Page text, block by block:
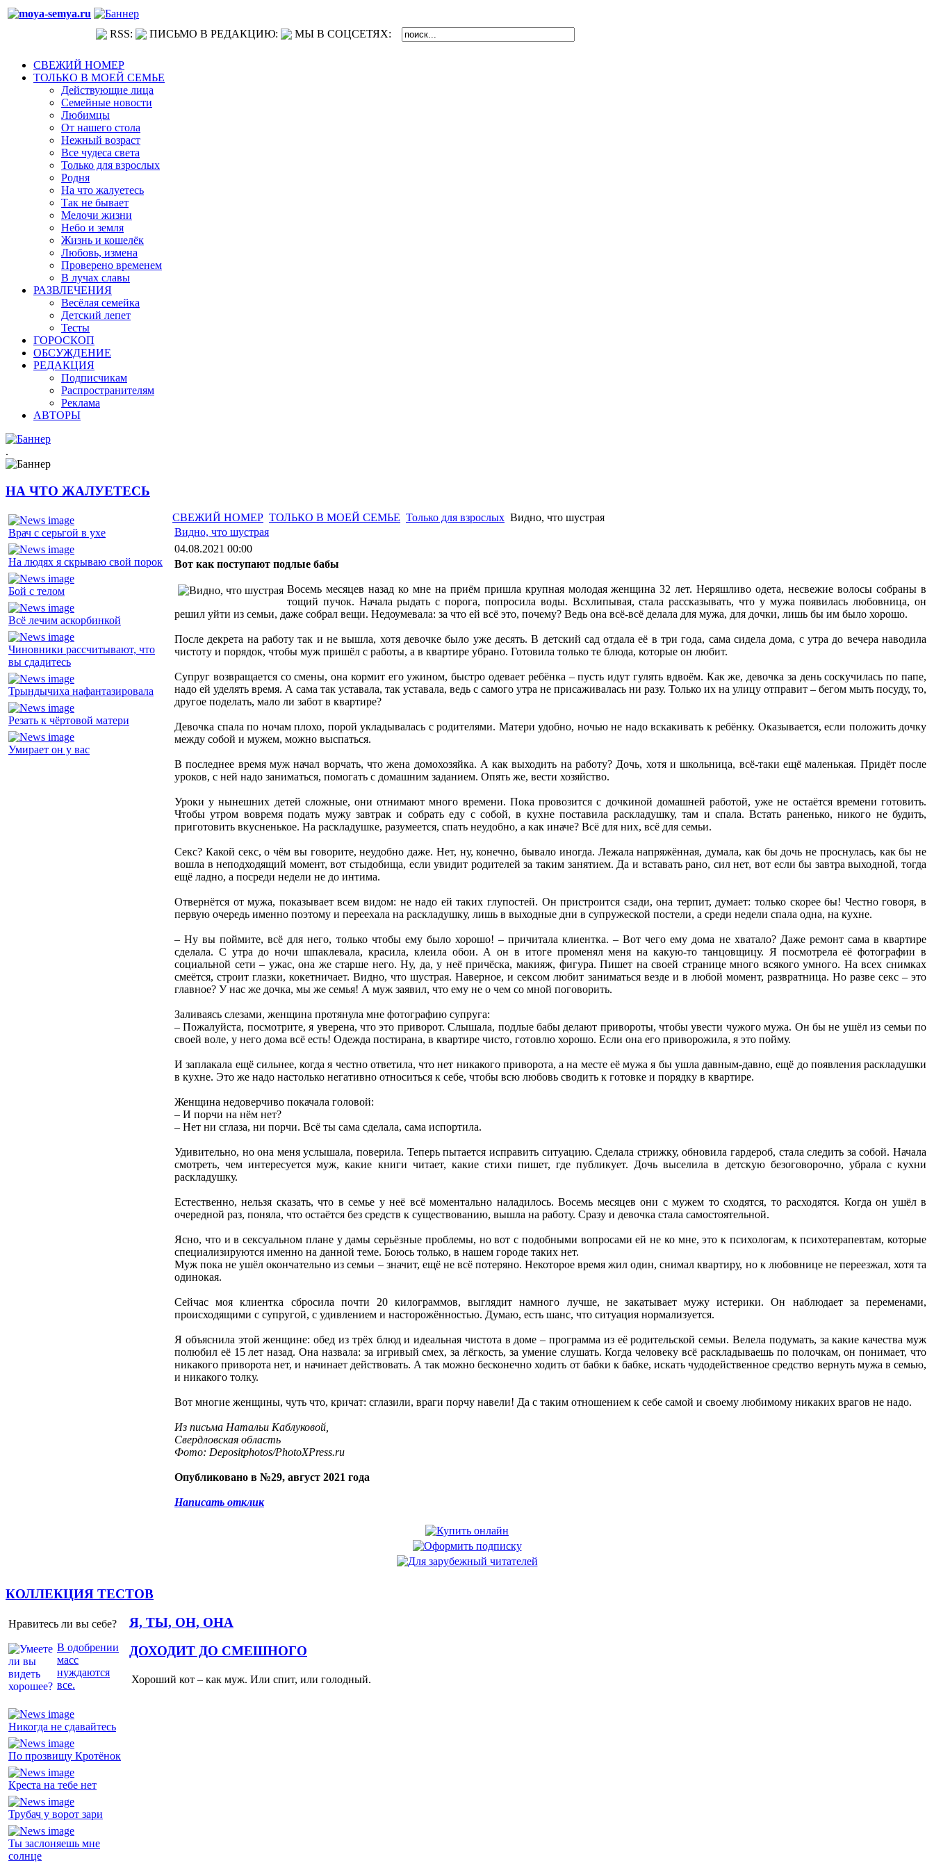
RSS: ПИСЬМО В РЕДАКЦИЮ: МЫ В СОЦСЕТЯХ:
СВЕЖИЙ НОМЕР
ТОЛЬКО В МОЕЙ СЕМЬЕ
Действующие лица
Семейные новости
Любимцы
От нашего стола
Нежный возраст
Все чудеса света
Только для взрослых
Родня
На что жалуетесь
Так не бывает
Мелочи жизни
Небо и земля
Жизнь и кошелёк
Любовь, измена
Проверено временем
В лучах славы
РАЗВЛЕЧЕНИЯ
Весёлая семейка
Детский лепет
Тесты
ГОРОСКОП
ОБСУЖДЕНИЕ
РЕДАКЦИЯ
Подписчикам
Распространителям
Реклама
АВТОРЫ
.
НА ЧТО ЖАЛУЕТЕСЬ
Врач с серьгой в ухе
На людях я скрываю свой порок
Бой с телом
Всё лечим аскорбинкой
Чиновники рассчитывают, что
вы сдадитесь
Трындычиха нафантазировала
Резать к чёртовой матери
Умирает он у вас
СВЕЖИЙ НОМЕР ТОЛЬКО В МОЕЙ СЕМЬЕ Только для взрослых Видно, что шустрая
Видно, что шустрая
04.08.2021 00:00
Вот как поступают подлые бабы
Восемь месяцев назад ко мне на приём пришла крупная молодая женщина 32 лет. Неряшливо одета, несвежие волосы собраны в
тощий пучок. Начала рыдать с порога, попросила воды. Всхлипывая, стала рассказывать, что у мужа появилась любовница, он
решил уйти из семьи, даже собрал вещи. Недоумевала: за что ей всё это, почему? Ведь она всё-всё делала для мужа, для дочки, лишь бы им было хорошо.
После декрета на работу так и не вышла, хотя девочке было уже десять. В детский сад отдала её в три года, сама сидела дома, с утра до вечера наводила
чистоту и порядок, чтобы муж пришёл с работы, а в квартире убрано. Готовила только те блюда, которые он любит.
Супруг возвращается со смены, она кормит его ужином, быстро одевает ребёнка – пусть идут гулять вдвоём. Как же, девочка за день соскучилась по папе,
надо ей уделять время. А сама так уставала, так уставала, ведь с самого утра не присаживалась ни разу. Только их на улицу отправит – бегом мыть посуду, то,
другое поделать, мало ли забот в квартире?
Девочка спала по ночам плохо, порой укладывалась с родителями. Матери удобно, ночью не надо вскакивать к ребёнку. Оказывается, если положить дочку
между собой и мужем, можно выспаться.
В последнее время муж начал ворчать, что жена домохозяйка. А как выходить на работу? Дочь, хотя и школьница, всё-таки ещё маленькая. Придёт после
уроков, с ней надо заниматься, помогать с домашним заданием. Опять же, вести хозяйство.
Уроки у нынешних детей сложные, они отнимают много времени. Пока провозится с дочкиной домашней работой, уже не остаётся времени готовить.
Чтобы утром вовремя подать мужу завтрак и собрать еду с собой, в кухне поставила раскладушку, там и спала. Встать раненько, никого не будить,
приготовить вкусненькое. На раскладушке, разумеется, спать неудобно, а как иначе? Всё для них, всё для семьи.
Секс? Какой секс, о чём вы говорите, неудобно даже. Нет, ну, конечно, бывало иногда. Лежала напряжённая, думала, как бы дочь не проснулась, как бы не
вошла в неподходящий момент, вот стыдобища, если увидит родителей за таким занятием. Да и вставать рано, сил нет, вот если бы завтра выходной, тогда
ещё ладно, а посреди недели не до интима.
Отвернётся от мужа, показывает всем видом: не надо ей таких глупостей. Он пристроится сзади, она терпит, думает: только скорее бы! Честно говоря, в
первую очередь именно поэтому и переехала на раскладушку, лишь в выходные дни в супружеской постели, а среди недели спала одна, на кухне.
– Ну вы поймите, всё для него, только чтобы ему было хорошо! – причитала клиентка. – Вот чего ему дома не хватало? Даже ремонт сама в квартире
сделала. С утра до ночи шпаклевала, красила, клеила обои. А он в итоге променял меня на какую-то танцовщицу. Я посмотрела её фотографии в
социальной сети – ужас, она же старше него. Ну, да, у неё причёска, макияж, фигура. Пишет на своей странице много всякого умного. На всех снимках
смеётся, строит глазки, кокетничает. Видно, что шустрая. Наверное, и сексом любит заниматься везде и в любой момент, развратница. Но разве секс – это
главное? У нас же дочка, мы же семья! А муж заявил, что ему не о чем со мной поговорить.
Заливаясь слезами, женщина протянула мне фотографию супруга:
– Пожалуйста, посмотрите, я уверена, что это приворот. Слышала, подлые бабы делают привороты, чтобы увести чужого мужа. Он бы не ушёл из семьи по
своей воле, у него дома всё есть! Одежда постирана, в квартире чисто, готовлю хорошо. Если она его приворожила, я это пойму.
И заплакала ещё сильнее, когда я честно ответила, что нет никакого приворота, а на месте её мужа я бы ушла давным-давно, ещё до появления раскладушки
в кухне. Это же надо настолько негативно относиться к себе, чтобы всю любовь сводить к готовке и порядку в квартире.
Женщина недоверчиво покачала головой:
– И порчи на нём нет?
– Нет ни сглаза, ни порчи. Всё ты сама сделала, сама испортила.
Удивительно, но она меня услышала, поверила. Теперь пытается исправить ситуацию. Сделала стрижку, обновила гардероб, стала следить за собой. Начала
смотреть, чем интересуется муж, какие книги читает, какие стихи пишет, где публикует. Дочь выселила в детскую безоговорочно, убрала с кухни
раскладушку.
Естественно, нельзя сказать, что в семье у неё всё моментально наладилось. Восемь месяцев они с мужем то сходятся, то расходятся. Когда он ушёл в
очередной раз, поняла, что остаётся без средств к существованию, вышла на работу. Сразу и девочка стала самостоятельной.
Ясно, что и в сексуальном плане у дамы серьёзные проблемы, но вот с подобными вопросами ей не ко мне, это к психологам, к психотерапевтам, которые
специализируются именно на данной теме. Боюсь только, в нашем городе таких нет.
Муж пока не ушёл окончательно из семьи – значит, ещё не всё потеряно. Некоторое время жил один, снимал квартиру, но к любовнице не переезжал, хотя та
одинокая.
Сейчас моя клиентка сбросила почти 20 килограммов, выглядит намного лучше, не закатывает мужу истерики. Он наблюдает за переменами,
происходящими с супругой, с удивлением и насторожённостью. Думаю, есть шанс, что ситуация нормализуется.
Я объяснила этой женщине: обед из трёх блюд и идеальная чистота в доме – программа из её родительской семьи. Велела подумать, за какие качества муж
полюбил её 15 лет назад. Она назвала: за игривый смех, за лёгкость, за умение слушать. Когда человеку всё раскладываешь по полочкам, он понимает, что
никакого приворота нет, и начинает действовать. А так можно бесконечно ходить от бабки к бабке, искать чудодейственное средство вернуть мужа в семью,
и никакого толку.
Вот многие женщины, чуть что, кричат: сглазили, враги порчу навели! Да с таким отношением к себе самой и своему любимому никаких врагов не надо.
Из письма Натальи Каблуковой,
Свердловская область
Фото: Depositphotos/PhotoXPress.ru
Опубликовано в №29, август 2021 года
Написать отклик
КОЛЛЕКЦИЯ ТЕСТОВ
Нравитесь ли вы себе?
В одобрении
масс
нуждаются
все.
Я, ТЫ, ОН, ОНА
Никогда не сдавайтесь
По прозвищу Кротёнок
Креста на тебе нет
Трубач у ворот зари
Ты заслоняешь мне
солнце
ДОХОДИТ ДО СМЕШНОГО
Хороший кот – как муж. Или спит, или голодный.